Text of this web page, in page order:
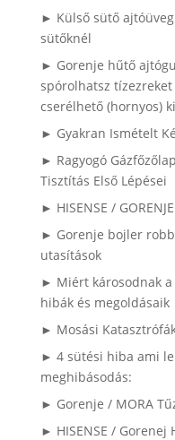
► Külső sütő
sütőknél
► Gorenje hűtő
spórolhatsz
cserélhető (hornyos)
► Gyakran Ismételt
► Ragyogó
Tisztítás Első Lépései
► HISENSE /
► Gorenje bojler
utasítások
► Miért károsodnak a
hibák és megoldásaik
► Mosási
► 4 sütési hiba ami
meghibásodás:
► Gorenje / MORA
► HISENSE / Gorenej